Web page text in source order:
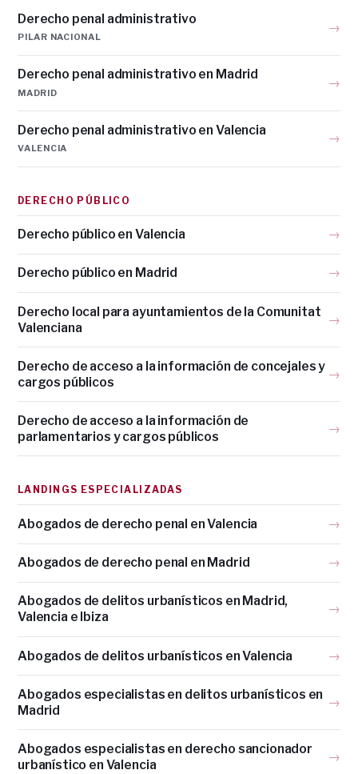
Derecho penal administrativo
PILAR NACIONAL
→
Derecho penal administrativo en Madrid
MADRID
→
Derecho penal administrativo en Valencia
VALENCIA
→
DERECHO PÚBLICO
Derecho público en Valencia →
Derecho público en Madrid →
Derecho local para ayuntamientos de la Comunitat
Valenciana
→
Derecho de acceso a la información de concejales y
cargos públicos
→
Derecho de acceso a la información de
parlamentarios y cargos públicos
→
LANDINGS ESPECIALIZADAS
Abogados de derecho penal en Valencia →
Abogados de derecho penal en Madrid →
Abogados de delitos urbanísticos en Madrid,
Valencia e Ibiza
→
Abogados de delitos urbanísticos en Valencia →
Abogados especialistas en delitos urbanísticos en
Madrid
→
Abogados especialistas en derecho sancionador
urbanístico en Valencia
→